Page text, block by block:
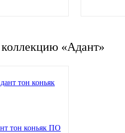
«Адант»
тон коньяк ПО